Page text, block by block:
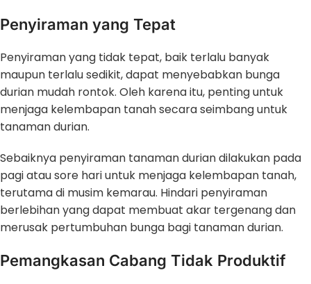
Penyiraman yang Tepat
Penyiraman yang tidak tepat, baik terlalu banyak
maupun terlalu sedikit, dapat menyebabkan bunga
durian mudah rontok. Oleh karena itu, penting untuk
menjaga kelembapan tanah secara seimbang untuk
tanaman durian.
Sebaiknya penyiraman tanaman durian dilakukan pada
pagi atau sore hari untuk menjaga kelembapan tanah,
terutama di musim kemarau. Hindari penyiraman
berlebihan yang dapat membuat akar tergenang dan
merusak pertumbuhan bunga bagi tanaman durian.
Pemangkasan Cabang Tidak Produktif